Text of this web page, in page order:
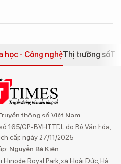
học - Công nghệThị trường số
thông số Việt Nam
165/GP-BVHTTDL do Bộ Văn hóa,
cấp ngày 27/11/2025
Nguyễn Bá Kiên
Hinode Royal Park, xã Hoài Đức, Hà